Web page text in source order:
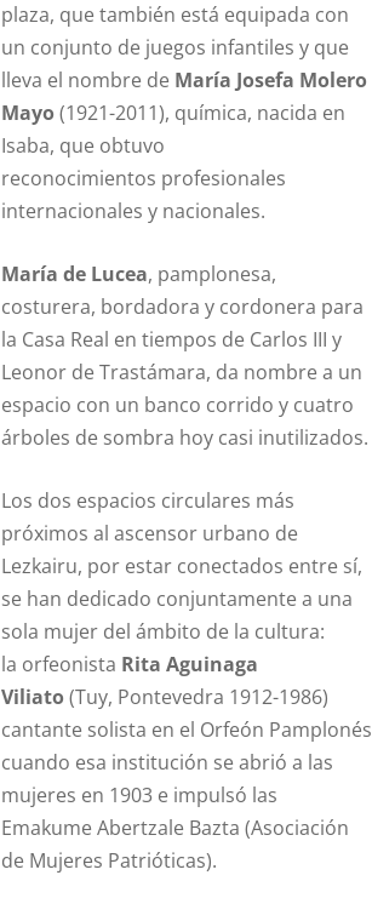
plaza, que también está equipada con
un conjunto de juegos infantiles y que
lleva el nombre de María Josefa Molero
Mayo(1921-2011), química, nacida en
Isaba, que obtuvo
reconocimientos profesionales
internacionales y nacionales.
María de Lucea, pamplonesa,
costurera, bordadora y cordonera para
la Casa Real en tiempos de Carlos III y
Leonor de Trastámara, da nombre a un
espacio con un banco corrido y cuatro
árboles de sombra hoy casi inutilizados.
Los dos espacios circulares más
próximos al ascensor urbano de
Lezkairu, por estar conectados entre sí,
se han dedicado conjuntamente a una
sola mujer del ámbito de la cultura:
la orfeonista Rita Aguinaga
Viliato(Tuy, Pontevedra 1912-1986)
cantante solista en el Orfeón Pamplonés
cuando esa institución se abrió a las
mujeres en 1903 e impulsó las
Emakume Abertzale Bazta (Asociación
de Mujeres Patrióticas).